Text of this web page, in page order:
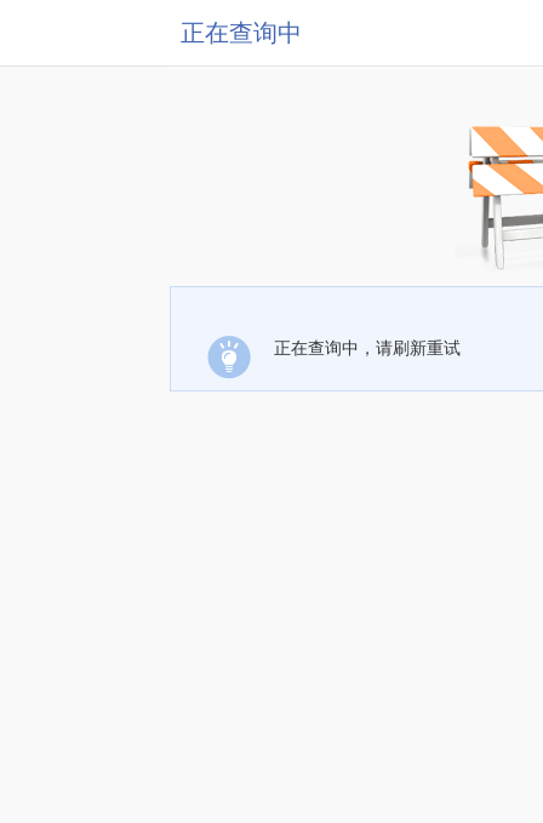
正在查询中
正在查询中，请刷新重试